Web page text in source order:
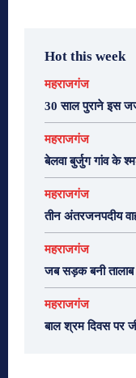
Hot this week
महराजगंज
30 साल पुराने इस
महराजगंज
बेलवा बुर्जुग गांव के
महराजगंज
तीन अंतरजनपदीय
महराजगंज
जब सड़क बनी तालाब
महराजगंज
बाल श्रम दिवस पर